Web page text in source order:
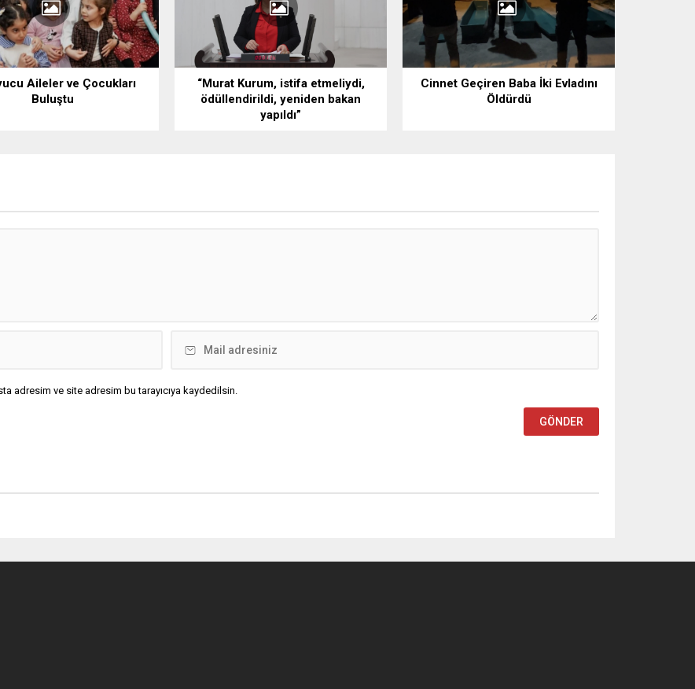
Aileler ve Çocukları
Buluştu
“Murat Kurum, istifa etmeliydi,
ödüllendirildi, yeniden bakan
yapıldı”
Cinnet Geçiren Baba İki Evladını
Öldürdü
adresim ve site adresim bu tarayıcıya kaydedilsin.